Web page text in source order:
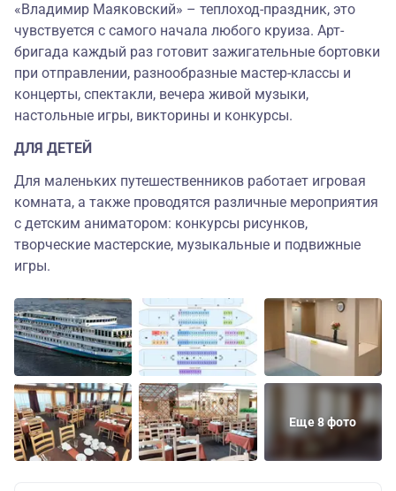
«Владимир Маяковский» – теплоход-праздник, это
чувствуется с самого начала любого круиза. Арт-
бригада каждый раз готовит зажигательные бортовки
при отправлении, разнообразные мастер-классы и
концерты, спектакли, вечера живой музыки,
настольные игры, викторины и конкурсы.
ДЛЯ ДЕТЕЙ
Для маленьких путешественников работает игровая
комната, а также проводятся различные мероприятия
с детским аниматором: конкурсы рисунков,
творческие мастерские, музыкальные и подвижные
игры.
Еще 8 фото